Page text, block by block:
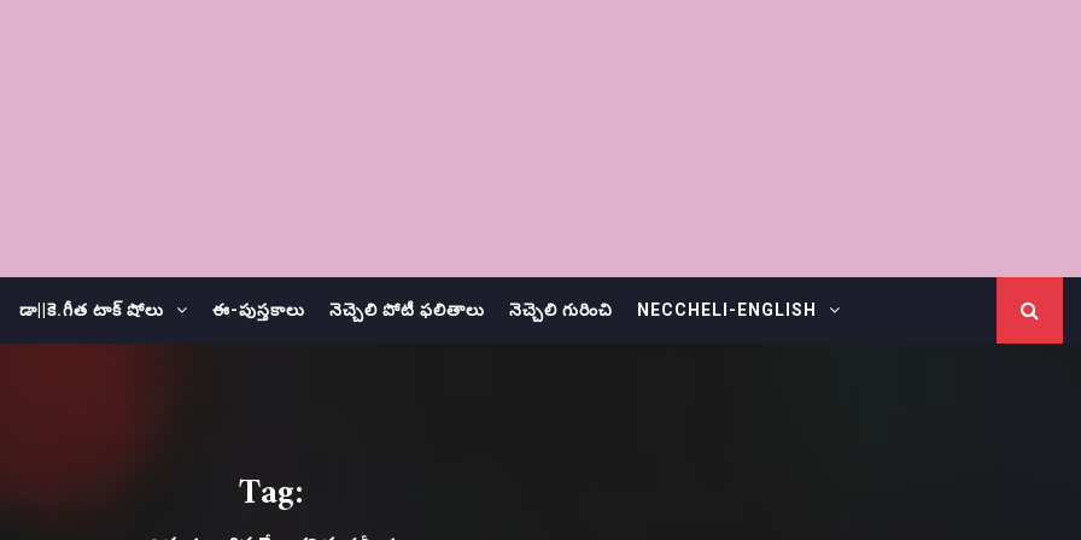
డా||కె.గీత టాక్ షోలు ఈ-పుస్తకాలు నెచ్చెలి పోటీ ఫలితాలు నెచ్చెలి గురించి NECCHELI-ENGLISH
Tag: